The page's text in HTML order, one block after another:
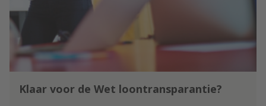
Klaar voor de Wet loontransparantie?